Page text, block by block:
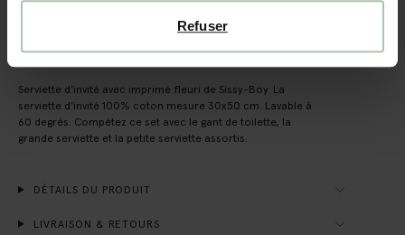
Refuser
DESCRIPTION
Serviette d'invité avec imprimé fleuri de Sissy-Boy. La
serviette d'invité 100% coton mesure 30x50 cm. Lavable à
60 degrés. Compétez ce set avec le gant de toilette, la
grande serviette et la petite serviette assortis.
DÉTAILS DU PRODUIT
LIVRAISON & RETOURS